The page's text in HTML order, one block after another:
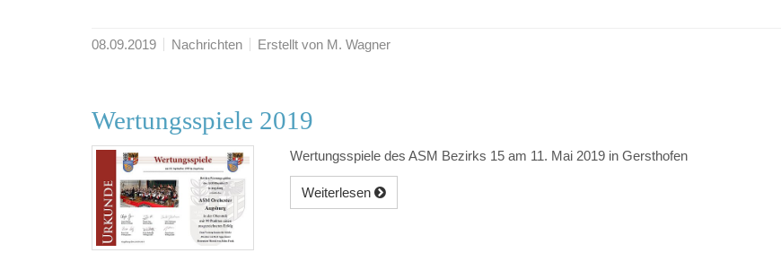
08.09.2019 Nachrichten Erstellt von M. Wagner
Wertungsspiele 2019
Wertungsspiele des ASM Bezirks 15 am 11. Mai 2019 in Gersthofen
Weiterlesen